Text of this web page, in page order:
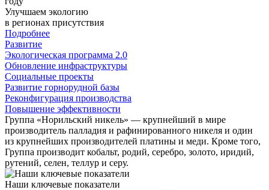
Улучшаем экологию
в регионах присутствия
Подробнее
Развитие
Экологическая программа 2.0
Обновление инфраструктуры
Социальные проекты
Развитие горнорудной базы
Реконфигурация производства
Повышение эффективности
Группа «Норильский никель» — крупнейший в мире
производитель палладия и рафинированного никеля и один
из крупнейших производителей платины и меди. Кроме того,
Группа производит кобальт, родий, серебро, золото, иридий,
рутений, селен, теллур и серу.
Наши ключевые показатели